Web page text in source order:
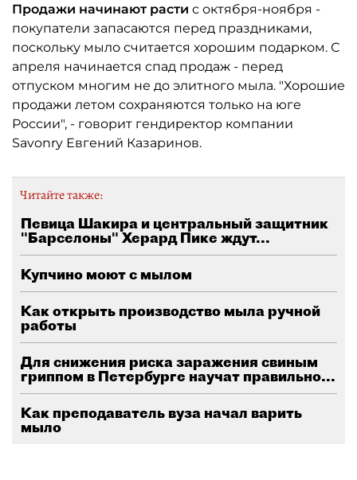
Продажи начинают расти с октября-ноября -
покупатели запасаются перед праздниками,
поскольку мыло считается хорошим подарком. С
апреля начинается спад продаж - перед
отпуском многим не до элитного мыла. "Хорошие
продажи летом сохраняются только на юге
России", - говорит гендиректор компании
Savonry Евгений Казаринов.
Читайте также:
Певица Шакира и центральный защитник
"Барселоны" Херард Пике ждут...
Купчино моют с мылом
Как открыть производство мыла ручной
работы
Для снижения риска заражения свиным
гриппом в Петербурге научат правильно...
Как преподаватель вуза начал варить
мыло